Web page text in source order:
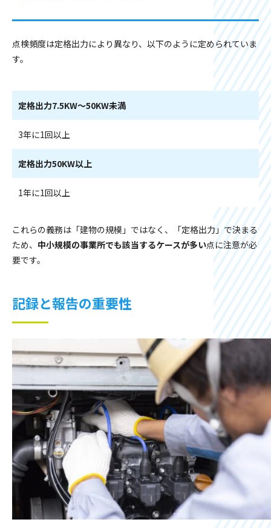
点検頻度は定格出力により異なり、以下のように定められていま
す。
定格出力7.5KW〜50KW未満
3年に1回以上
定格出力50KW以上
1年に1回以上
これらの義務は「建物の規模」ではなく、「定格出力」で決まる
ため、 中小規模の事業所でも該当するケースが多い点に注意が必
要です。
記録と報告の重要性